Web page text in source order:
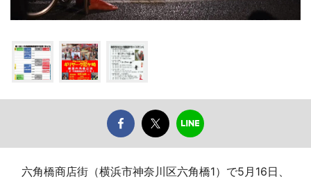
六角橋商店街（横浜市神奈川区六角橋1）で5月16日、